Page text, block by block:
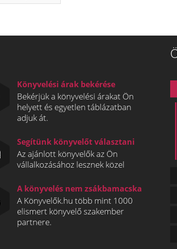
Könyvelési árak bekérése
Bekérjük a könyvelési árakat Ön
helyett és egyetlen táblázatban
adjuk át.
Segítünk könyvelőt választani
Az ajánlott könyvelők az Ön
vállalkozásához lesznek közel
A könyvelés nem zsákbamacska
A Könyvelők.hu több mint 1000
elismert könyvelő szakember
partnere.